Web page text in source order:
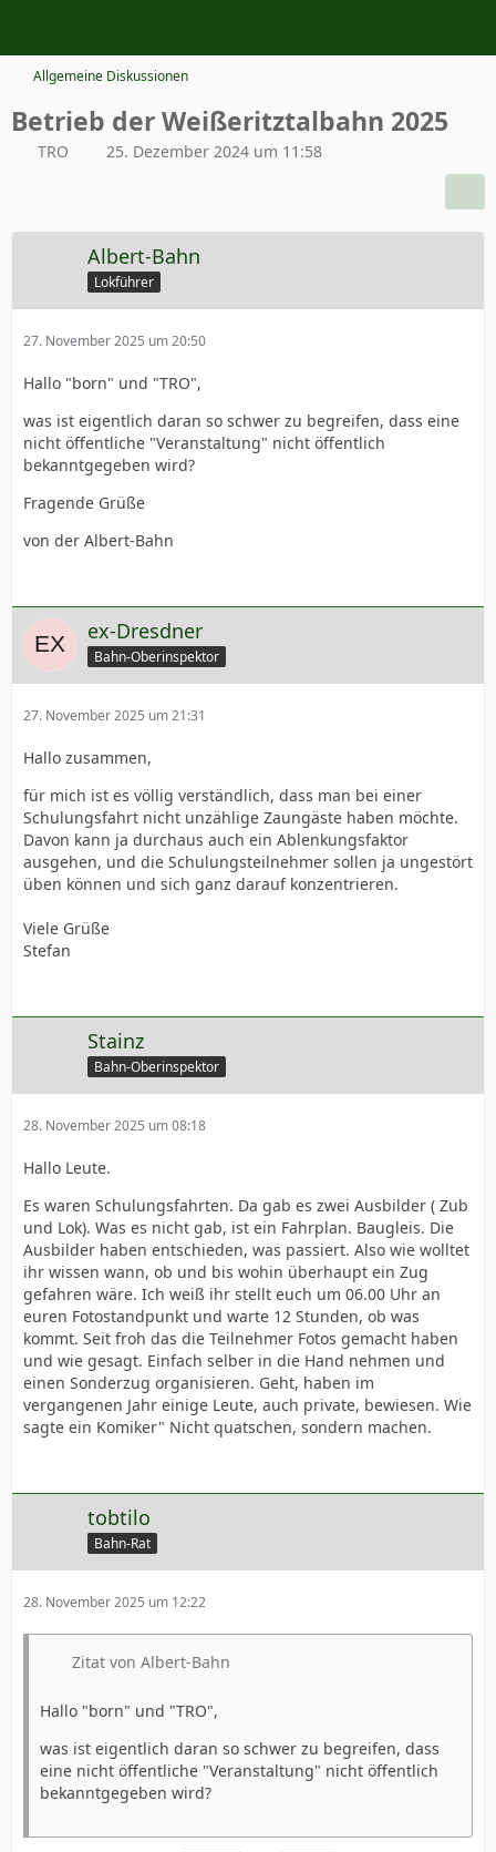
Allgemeine Diskussionen
Betrieb der Weißeritztalbahn 2025
TRO 25. Dezember 2024 um 11:58
Albert-Bahn
Lokführer
27. November 2025 um 20:50
Hallo "born" und "TRO",
was ist eigentlich daran so schwer zu begreifen, dass eine
nicht öffentliche "Veranstaltung" nicht öffentlich
bekanntgegeben wird?
Fragende Grüße
von der Albert-Bahn
ex-Dresdner
Bahn-Oberinspektor
27. November 2025 um 21:31
Hallo zusammen,
für mich ist es völlig verständlich, dass man bei einer
Schulungsfahrt nicht unzählige Zaungäste haben möchte.
Davon kann ja durchaus auch ein Ablenkungsfaktor
ausgehen, und die Schulungsteilnehmer sollen ja ungestört
üben können und sich ganz darauf konzentrieren.
Viele Grüße
Stefan
Stainz
Bahn-Oberinspektor
28. November 2025 um 08:18
Hallo Leute.
Es waren Schulungsfahrten. Da gab es zwei Ausbilder ( Zub
und Lok). Was es nicht gab, ist ein Fahrplan. Baugleis. Die
Ausbilder haben entschieden, was passiert. Also wie wolltet
ihr wissen wann, ob und bis wohin überhaupt ein Zug
gefahren wäre. Ich weiß ihr stellt euch um 06.00 Uhr an
euren Fotostandpunkt und warte 12 Stunden, ob was
kommt. Seit froh das die Teilnehmer Fotos gemacht haben
und wie gesagt. Einfach selber in die Hand nehmen und
einen Sonderzug organisieren. Geht, haben im
vergangenen Jahr einige Leute, auch private, bewiesen. Wie
sagte ein Komiker" Nicht quatschen, sondern machen.
tobtilo
Bahn-Rat
28. November 2025 um 12:22
Zitat von Albert-Bahn
Hallo "born" und "TRO",
was ist eigentlich daran so schwer zu begreifen, dass
eine nicht öffentliche "Veranstaltung" nicht öffentlich
bekanntgegeben wird?